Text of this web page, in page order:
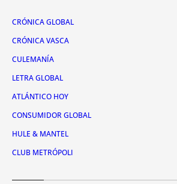
CRÓNICA GLOBAL
CRÓNICA VASCA
CULEMANÍA
LETRA GLOBAL
ATLÁNTICO HOY
CONSUMIDOR GLOBAL
HULE & MANTEL
CLUB METRÓPOLI